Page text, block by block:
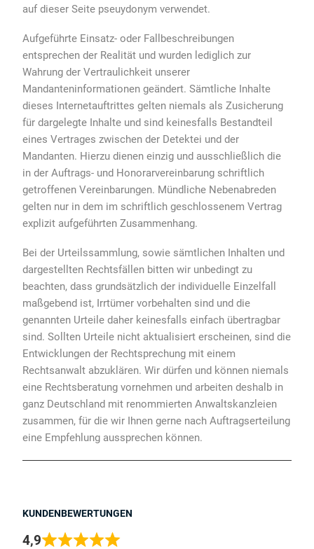
auf dieser Seite pseuydonym verwendet.
Aufgeführte Einsatz- oder Fallbeschreibungen
entsprechen der Realität und wurden lediglich zur
Wahrung der Vertraulichkeit unserer
Mandanteninformationen geändert. Sämtliche Inhalte
dieses Internetauftrittes gelten niemals als Zusicherung
für dargelegte Inhalte und sind keinesfalls Bestandteil
eines Vertrages zwischen der Detektei und der
Mandanten. Hierzu dienen einzig und ausschließlich die
in der Auftrags- und Honorarvereinbarung schriftlich
getroffenen Vereinbarungen. Mündliche Nebenabreden
gelten nur in dem im schriftlich geschlossenem Vertrag
explizit aufgeführten Zusammenhang.
Bei der Urteilssammlung, sowie sämtlichen Inhalten und
dargestellten Rechtsfällen bitten wir unbedingt zu
beachten, dass grundsätzlich der individuelle Einzelfall
maßgebend ist, Irrtümer vorbehalten sind und die
genannten Urteile daher keinesfalls einfach übertragbar
sind. Sollten Urteile nicht aktualisiert erscheinen, sind die
Entwicklungen der Rechtsprechung mit einem
Rechtsanwalt abzuklären. Wir dürfen und können niemals
eine Rechtsberatung vornehmen und arbeiten deshalb in
ganz Deutschland mit renommierten Anwaltskanzleien
zusammen, für die wir Ihnen gerne nach Auftragserteilung
eine Empfehlung aussprechen können.
KUNDENBEWERTUNGEN
4,9